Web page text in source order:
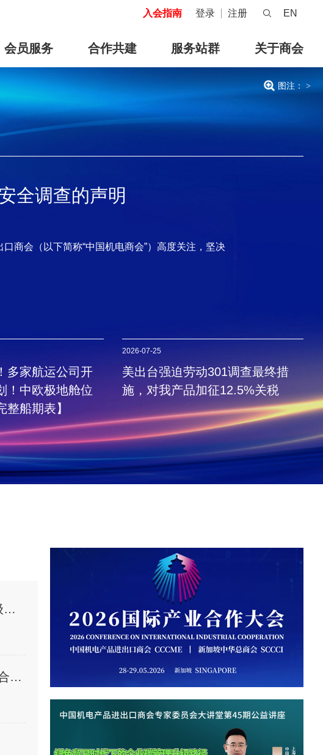
入会指南 登录 注册 EN
会员服务 合作共建 服务站群 关于商会
全调查的声明
商会（以下简称“中国机电商会”）高度关注，坚决
多家航运公司开
！中欧极地舱位
船期表】
2026-07-25
美出台强迫劳动301调查最终措
施，对我产品加征12.5%关税
图注： >
周四14:15开讲 | 专家委员会大讲堂第45期《绿色贸易时代下的企业碳管理升级路径—从合规到竞争力》
邀请 | 专家委员会大讲堂第45期《绿色贸易时代下的企业碳管理升级路径—从合规到竞争力》